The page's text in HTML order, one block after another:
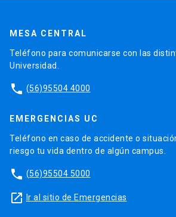
MESA CENTRAL
Teléfono para comunicarse con las
Universidad.
phone (56)95504 4000
EMERGENCIAS UC
Teléfono en caso de accidente o
riesgo tu vida dentro de algún campus.
phone (56)95504 5000
launch Ir al sitio de Emergencias